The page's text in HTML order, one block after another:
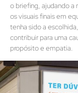
o briefing, ajudando a
os visuais finais em
tenha sido a
contribuir para uma
propósito e empatia.